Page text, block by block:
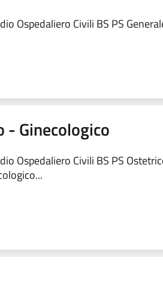
Ospedaliero Civili BS PS
- Ginecologico
Ospedaliero Civili BS PS